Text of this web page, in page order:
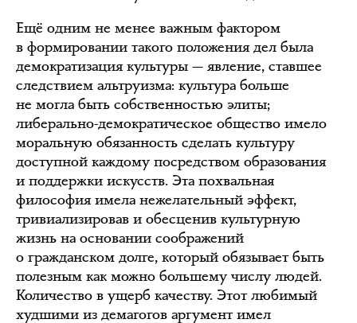
Ещё одним не менее важным фактором
в формировании такого положения дел была
демократизация культуры — явление, ставшее
следствием альтруизма: культура больше
не могла быть собственностью элиты;
либерально-демократическое общество имело
моральную обязанность сделать культуру
доступной каждому посредством образования
и поддержки искусств. Эта похвальная
философия имела нежелательный эффект,
тривиализировав и обесценив культурную
жизнь на основании соображений
о гражданском долге, который обязывает быть
полезным как можно большему числу людей.
Количество в ущерб качеству. Этот любимый
худшими из демагогов аргумент имел